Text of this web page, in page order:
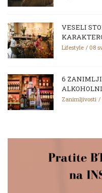
VESELI
Lifestyle 08
6
Zanimljivosti